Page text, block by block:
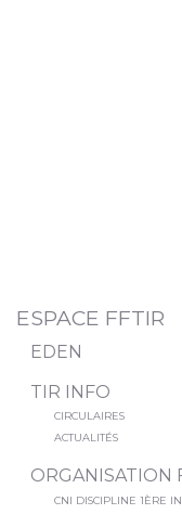
ESPACE FFTIR
EDEN
TIR INFO
CIRCULAIRES
ACTUALITÉS
ORGANISATION
CNI DISCIPLINE 1ÈRE